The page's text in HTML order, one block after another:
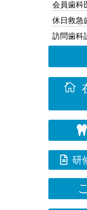
会員歯科
休日救急
訪問歯科


 研